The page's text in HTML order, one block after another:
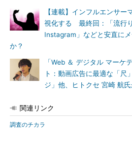
【連載】インフルエンサ
視化する 最終回：「流行
Instagram」などと安直に
か？
「Web ＆ デジタル マーケ
ト：動画広告に最適な「尺
ジ」他、ヒトクセ 宮崎 航
関連リンク
調査のチカラ